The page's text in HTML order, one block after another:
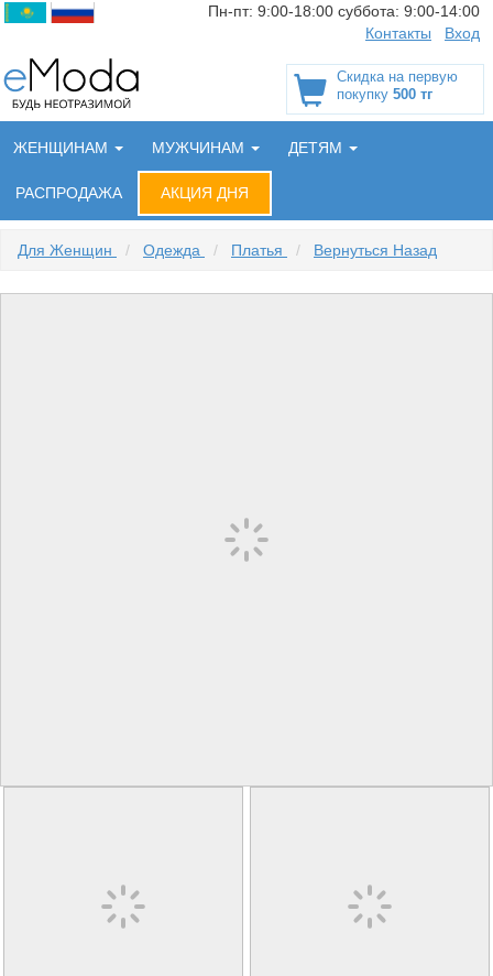
Пн-пт: 9:00-18:00 суббота: 9:00-14:00
Контакты
Вход
Скидка на первую
покупку 500 тг
ЖЕНЩИНАМ МУЖЧИНАМ ДЕТЯМ
РАСПРОДАЖА АКЦИЯ ДНЯ
Для Женщин / Одежда / Платья / Вернуться Назад